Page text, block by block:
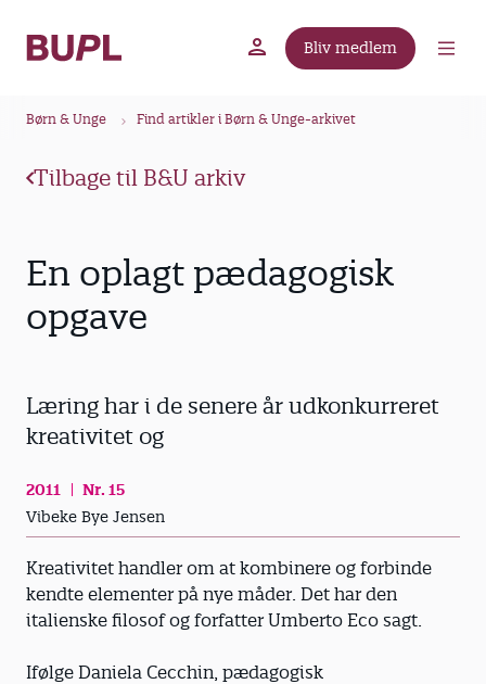
Bliv medlem
Børn & Unge Find artikler i Børn & Unge-arkivet
Tilbage til B&U arkiv
En oplagt pædagogisk
opgave
Læring har i de senere år udkonkurreret
kreativitet og
2011
Nr. 15
Vibeke Bye Jensen
Kreativitet handler om at kombinere og forbinde
kendte elementer på nye måder. Det har den
italienske filosof og forfatter Umberto Eco sagt.
Ifølge Daniela Cecchin, pædagogisk